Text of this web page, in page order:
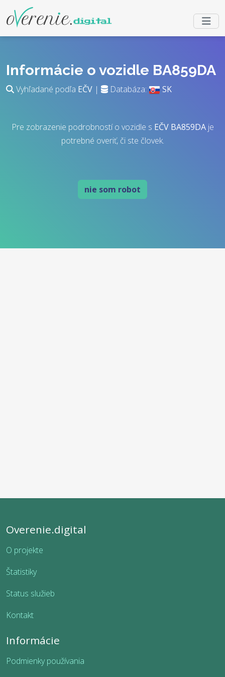
Informácie o vozidle BA859DA
Vyhľadané podľa EČV | Databáza: SK
Pre zobrazenie podrobností o vozidle s EČV BA859DAje
potrebné overiť, či ste človek.
nie som robot
Overenie.digital
O projekte
Štatistiky
Status služieb
Kontakt
Informácie
Podmienky používania